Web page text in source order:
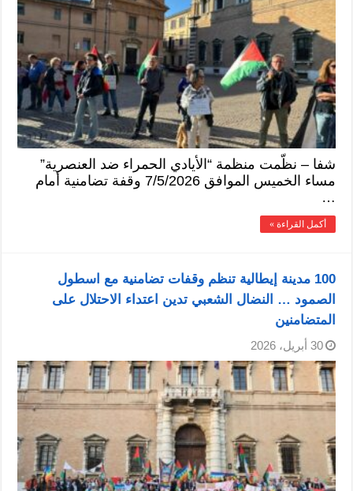
شفا – نظّمت منظمة “الأيادي الحمراء ضد العنصرية”
مساء الخميس الموافق 7/5/2026 وقفة تضامنية أمام
…
أكمل القراءة »
100 مدينة إيطالية تنظم وقفات تضامنية مع اسطول
الصمود … النضال الشعبي تدين اعتداء الاحتلال على
المتضامنين
30 أبريل، 2026